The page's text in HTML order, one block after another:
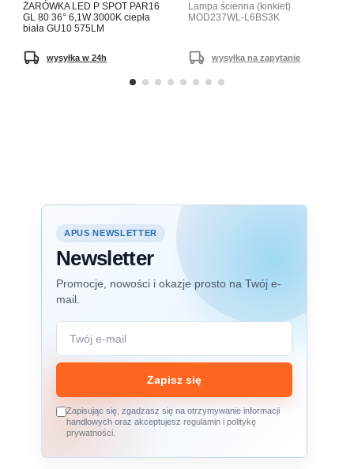
ŻARÓWKA LED P SPOT PAR16
GL 80 36° 6,1W 3000K ciepła
biała GU10 575LM
wysyłka w 24h
Lampa ścienna (kinkiet)
MOD237WL-L6BS3K
wysyłka na zapytanie
APUS NEWSLETTER
Newsletter
Promocje, nowości i okazje prosto na Twój e-
mail.
Zapisz się
Zapisując się, zgadzasz się na otrzymywanie informacji
handlowych oraz akceptujesz regulamin i politykę
prywatności